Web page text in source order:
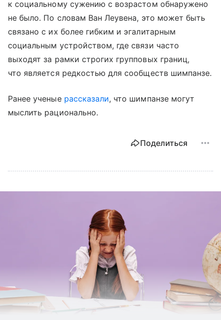
к социальному сужению с возрастом обнаружено
не было. По словам Ван Леувена, это может быть
связано с их более гибким и эгалитарным
социальным устройством, где связи часто
выходят за рамки строгих групповых границ,
что является редкостью для сообществ шимпанзе.
Ранее ученые рассказали, что шимпанзе могут
мыслить рационально.
Поделиться